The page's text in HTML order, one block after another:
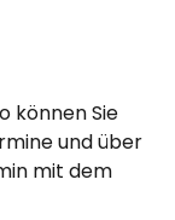
können Sie
und über
mit dem